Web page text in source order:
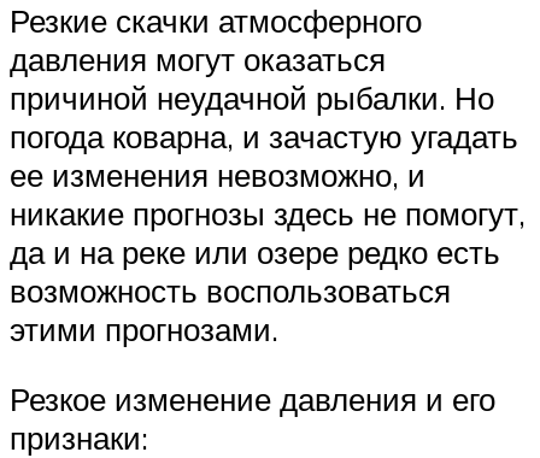
Резкие скачки атмосферного
давления могут оказаться
причиной неудачной рыбалки. Но
погода коварна, и зачастую угадать
ее изменения невозможно, и
никакие прогнозы здесь не помогут,
да и на реке или озере редко есть
возможность воспользоваться
этими прогнозами.
Резкое изменение давления и его
признаки: